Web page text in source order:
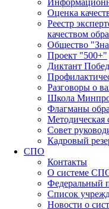
Оценка
Реестр
качеством
Общество
Проект "500+"
Диктант
Разговоры о
Школа
Флагманы
Методическая
Совет
Кадровый
СПО
Контакты
О системе
Федеральный
Список
Новости о